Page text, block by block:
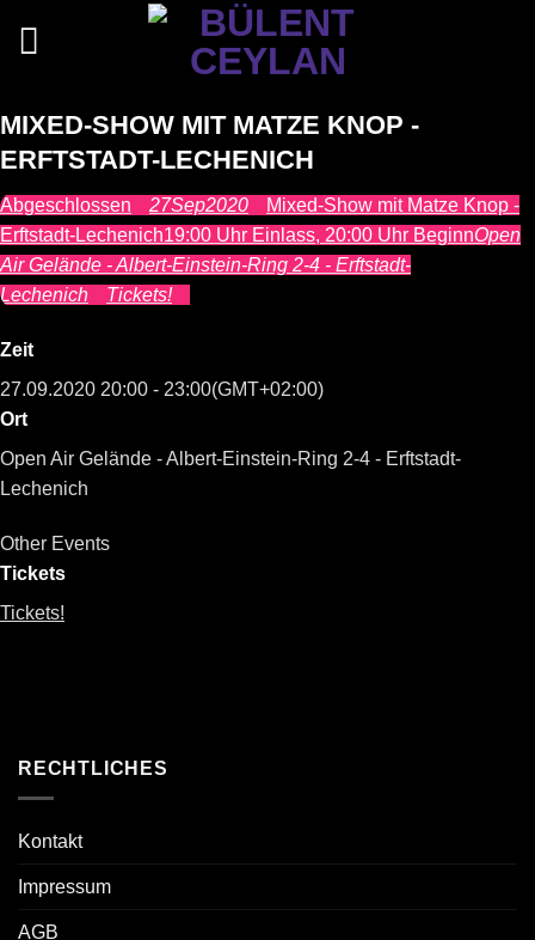
MIXED-SHOW MIT MATZE KNOP -
ERFTSTADT-LECHENICH
Abgeschlossen 27Sep2020
Mixed-Show mit Matze Knop -
Erftstadt-Lechenich19:00 Uhr Einlass, 20:00 Uhr BeginnOpen
Air Gelände - Albert-Einstein-Ring 2-4 - Erftstadt-
Lechenich
Tickets!
Zeit
27.09.2020 20:00 - 23:00(GMT+02:00)
Ort
Open Air Gelände - Albert-Einstein-Ring 2-4 - Erftstadt-
Lechenich
Other Events
Tickets
Tickets!
RECHTLICHES
Kontakt
Impressum
AGB